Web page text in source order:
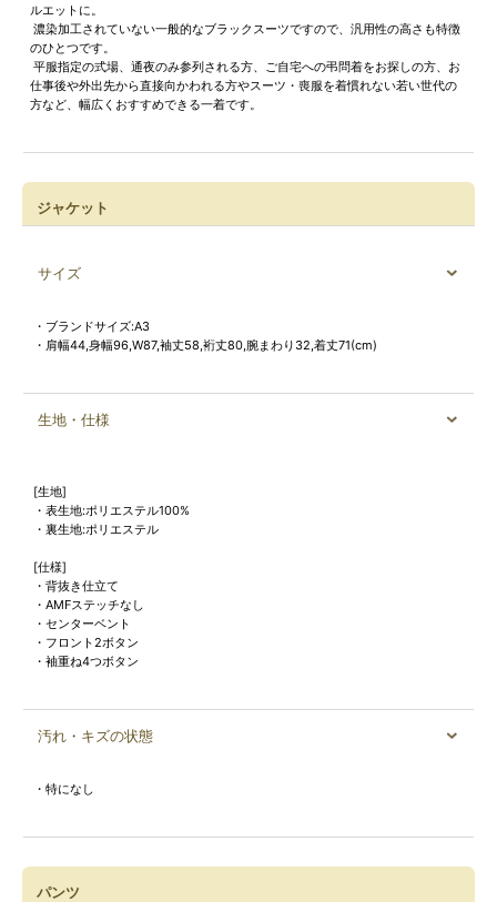
ルエットに。
濃染加工されていない一般的なブラックスーツですので、汎用性の高さも特徴
のひとつです。
平服指定の式場、通夜のみ参列される方、ご自宅への弔問着をお探しの方、お
仕事後や外出先から直接向かわれる方やスーツ・喪服を着慣れない若い世代の
方など、幅広くおすすめできる一着です。
ジャケット
サイズ
・ブランドサイズ:A3
・肩幅44,身幅96,W87,袖丈58,裄丈80,腕まわり32,着丈71(cm)
生地・仕様
[生地]
・表生地:ポリエステル100%
・裏生地:ポリエステル
[仕様]
・背抜き仕立て
・AMFステッチなし
・センターベント
・フロント2ボタン
・袖重ね4つボタン
汚れ・キズの状態
・特になし
パンツ